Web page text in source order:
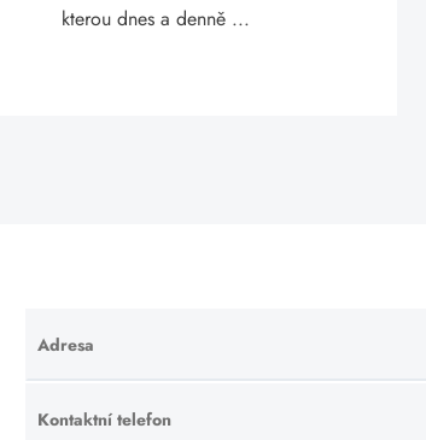
kterou dnes a denně ...
Adresa
Ponechte
toto pole
prázdné.
Kontaktní telefon
Ponechte